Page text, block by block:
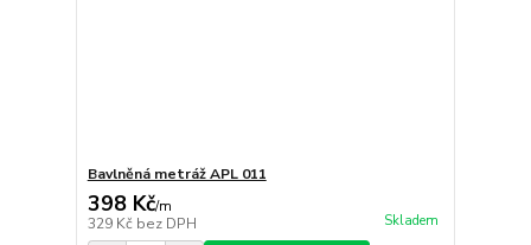
Bavlněná metráž APL 011
398 Kč/m
329 Kč bez DPH Skladem